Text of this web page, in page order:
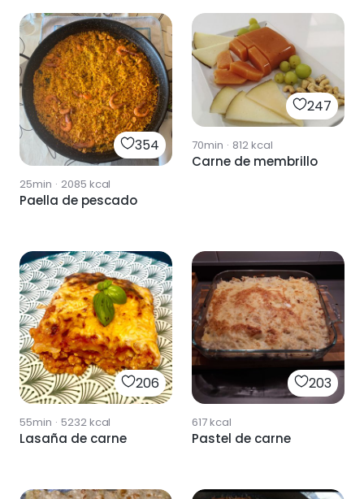
354
25min · 2085 kcal
Paella de pescado
247
70min · 812kcal
Carne de membrillo
206
55min · 5232kcal
Lasaña de carne
203
617kcal
Pastel de carne